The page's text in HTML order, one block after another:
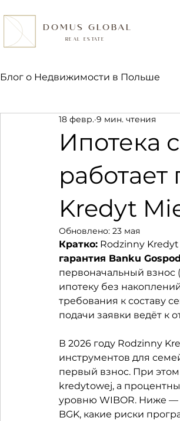
DOMUS GLOBAL
REAL ESTATE
Блог о Недвижимости в Польше
Право и налоги Ипотека и
Ипотека
Kredyt
18 февр. 9 мин. чтения
Обновлено: 23 мая
Кратко: Rodzinny Kredyt
гарантия Banku
первоначальный взнос
ипотеку без
требования к составу
подачи заявки ведёт к
В 2026 году Rodzinny
инструментов для
первый взнос. При
kredytowej, а
уровню WIBOR. Ниже —
BGK, какие риски